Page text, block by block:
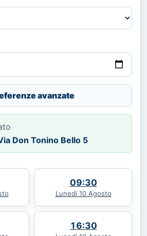
avanzate
Don Tonino Bello 5
09:30
Lunedì 10 Agosto
16:30